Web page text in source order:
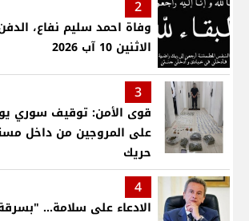
2
وفاة احمد سليم نفاع،
الاثنين 10 آب 2026
3
قوى الأمن: توقيف سوري
على المروجين من داخل
حريك
4
الادعاء على سلامة...